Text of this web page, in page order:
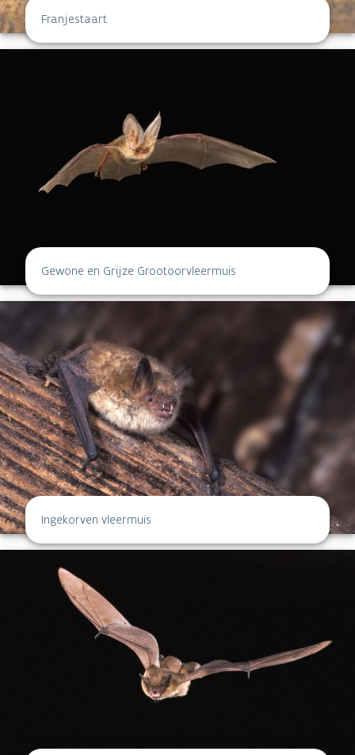
Franjestaart
Gewone en Grijze Grootoorvleermuis
Ingekorven vleermuis